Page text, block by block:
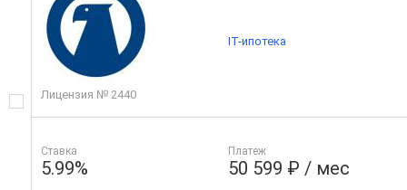
Лицензия № 2440
Ставка
5.99%
Платеж
50 599 ₽ / мес
IT-ипотека